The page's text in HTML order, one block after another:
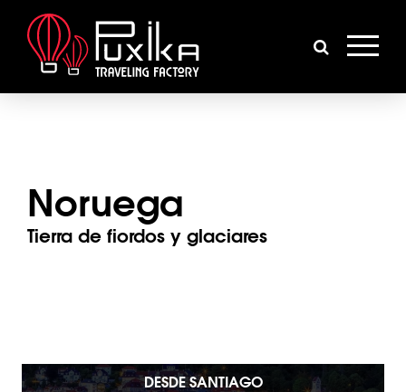
Noruega
Tierra de fiordos y glaciares
DESDE SANTIAGO